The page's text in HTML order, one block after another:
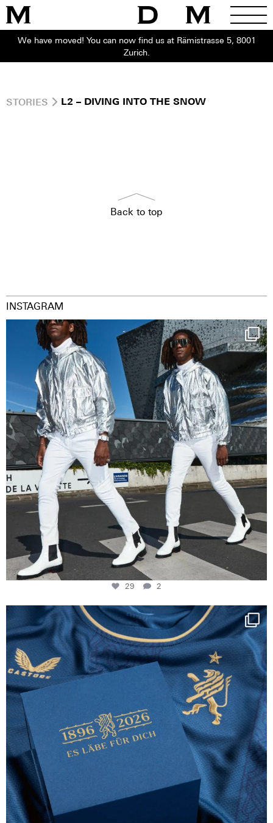
We have moved! You can now find us at Rämistrasse 5, 8001
Zurich.
STORIES L2 – DIVING INTO THE SNOW
Back to top
INSTAGRAM
Happy Streetparade everybody
Music in...
29
2
29 2
Happy Birthday FCZ
130 years filled ...
127
3